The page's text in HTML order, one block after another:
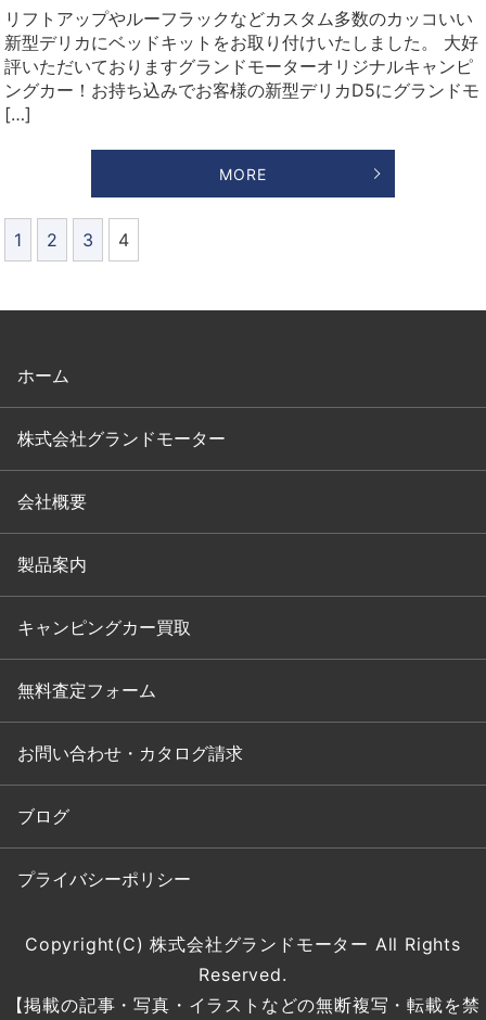
リフトアップやルーフラックなどカスタム多数のカッコいい
新型デリカにベッドキットをお取り付けいたしました。 大好
評いただいておりますグランドモーターオリジナルキャンピ
ングカー！お持ち込みでお客様の新型デリカD5にグランドモ
[…]
MORE
1 2 3 4
ホーム
株式会社グランドモーター
会社概要
製品案内
キャンピングカー買取
無料査定フォーム
お問い合わせ・カタログ請求
ブログ
プライバシーポリシー
Copyright(C) 株式会社グランドモーター All Rights
Reserved.
【掲載の記事・写真・イラストなどの無断複写・転載を禁